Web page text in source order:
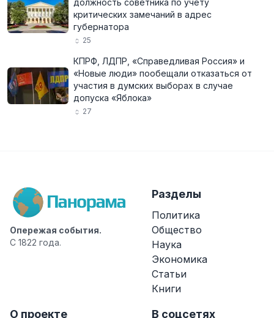
должность советника по учёту
критических замечаний в адрес
губернатора
25
КПРФ, ЛДПР, «Справедливая Россия» и
«Новые люди» пообещали отказаться от
участия в думских выборах в случае
допуска «Яблока»
27
Опережая события.
С 1822 года.
Разделы
Политика
Общество
Наука
Экономика
Статьи
Книги
О проекте В соцсетях